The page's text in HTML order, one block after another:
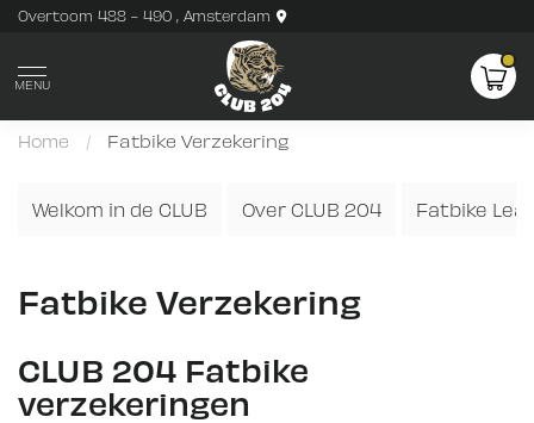
Overtoom 488 - 490 , Amsterdam
MENU
Home / Fatbike Verzekering
Welkom in de CLUB Over CLUB 204 Fatbike
Fatbike Verzekering
CLUB 204 Fatbike
verzekeringen